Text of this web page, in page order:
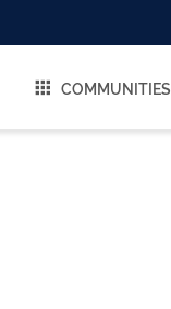
COMMUNITIES